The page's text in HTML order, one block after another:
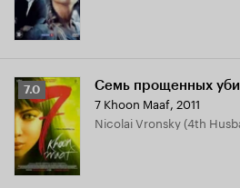
Рейтинг
Кинопоиска
7.0
7.0 Семь прощенных
7 Khoon Maaf, 2011
Nicolai Vronsky (4th Husband) (в